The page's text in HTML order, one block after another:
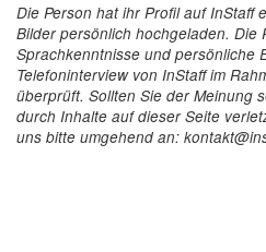
Die Person hat ihr Profil auf InStaff
Bilder persönlich hochgeladen. Die
Sprachkenntnisse und persönliche
Telefoninterview von InStaff im
überprüft. Sollten Sie der Meinung
durch Inhalte auf dieser Seite
uns bitte umgehend an: